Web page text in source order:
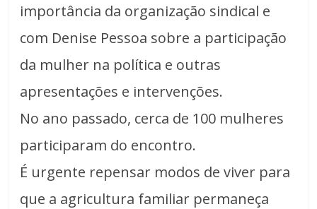
importância da organização sindical e
com Denise Pessoa sobre a participação
da mulher na política e outras
apresentações e intervenções.
No ano passado, cerca de 100 mulheres
participaram do encontro.
É urgente repensar modos de viver para
que a agricultura familiar permaneça